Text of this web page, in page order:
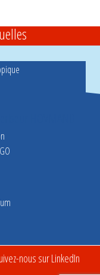
nous sur LinkedIn